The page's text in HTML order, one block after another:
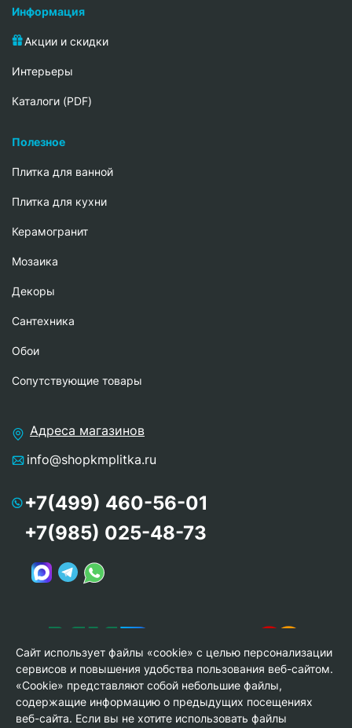
Информация
Акции и скидки
Интерьеры
Каталоги (PDF)
Полезное
Плитка для ванной
Плитка для кухни
Керамогранит
Мозаика
Декоры
Сантехника
Обои
Сопутствующие товары
Адреса магазинов
info@shopkmplitka.ru
+7(499) 460-56-01
+7(985) 025-48-73
Сайт использует файлы «cookie» с целью персонализации
сервисов и повышения удобства пользования веб-сайтом.
«Cookie» представляют собой небольшие файлы,
содержащие информацию о предыдущих посещениях
веб-сайта. Если вы не хотите использовать файлы